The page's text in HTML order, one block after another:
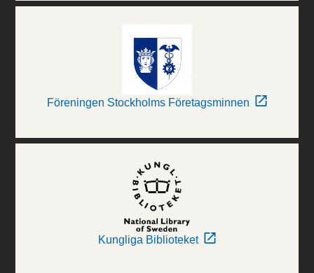
Föreningen Stockholms Företagsminnen
Kungliga Biblioteket